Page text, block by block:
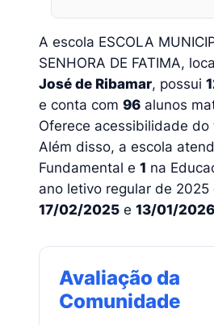
A escola ESCOLA
SENHORA DE FATIMA,
José de Ribamar, possui
e conta com 96 alunos
Oferece acessibilidade do
Além disso, a escola
Fundamental e 1 na
ano letivo regular de 2025
17/02/2025 e 13/01/2026
Avaliação da
Comunidade